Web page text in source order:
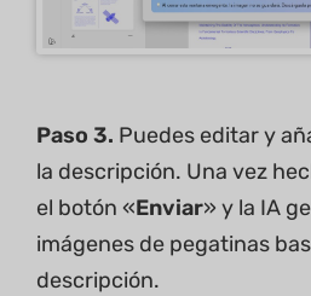
Paso 3. Puedes editar y
la descripción. Una vez
el botón «Enviar» y la IA
imágenes de pegatinas
descripción.